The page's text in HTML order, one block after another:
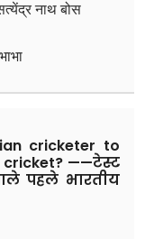
नाथ बोस
cricketer to
cricket? ——टेस्ट
पहले भारतीय